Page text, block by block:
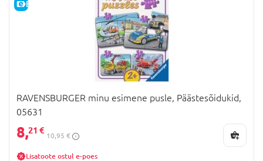
E-HIND
RAVENSBURGER minu esimene pusle, Päästesõidukid,
05631
8,21 €
10,95 €
Lisatoote ostul e-poes